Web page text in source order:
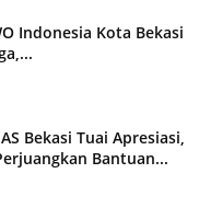
Indonesia Kota Bekasi
Bekasi Tuai Apresiasi,
Bantuan...